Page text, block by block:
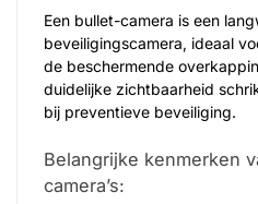
Een bullet-camera is een
beveiligingscamera, ideaal
de beschermende
duidelijke zichtbaarheid
bij preventieve beveiliging.
Belangrijke kenmerken
camera’s: